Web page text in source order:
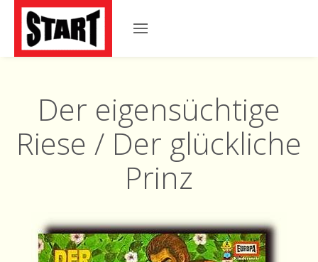
Der eigensüchtige
Riese / Der glückliche
Prinz